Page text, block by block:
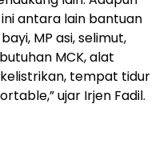
antara lain bantuan
MP asi, selimut,
MCK, alat
tempat tidur
ujar Irjen Fadil.